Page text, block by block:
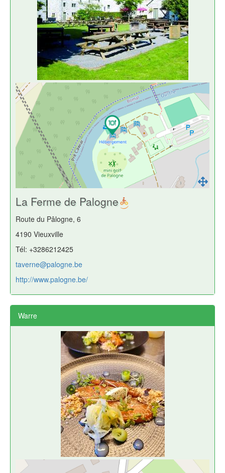
La Ferme de Palogne
Route du Pâlogne, 6
4190 Vieuxville
Tél: +3286212425
taverne@palogne.be
http://www.palogne.be/
Warre